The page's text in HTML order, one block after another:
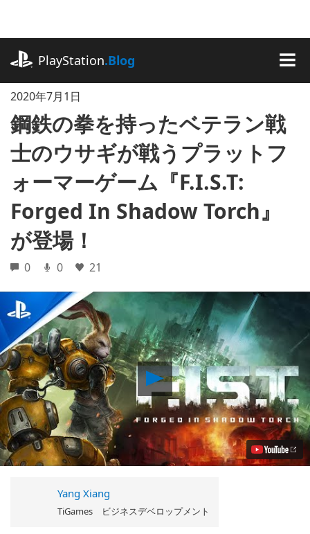
に
ッ
PlayStation.Blog
2020年7月1日
鋼鉄の拳を持ったベテラン戦
士のウサギが戦うプラットフ
ォーマーゲーム『F.I.S.T:
Forged In Shadow Torch』
が登場！
0 0 21
Play
鋼
鉄
の
拳
を
持
っ
ラ
Yang Xiang
TiGames ビジネスデベロップメント